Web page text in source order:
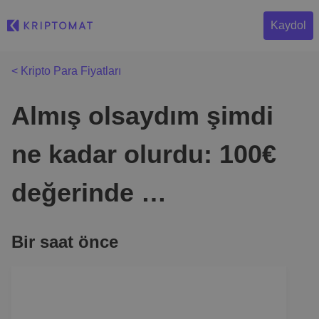
Kaydol
< Kripto Para Fiyatları
Almış olsaydım şimdi
ne kadar olurdu: 100€
değerinde …
Bir saat önce